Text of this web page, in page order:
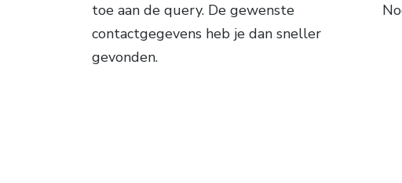
toe aan de query. De gewenste
contactgegevens heb je dan sneller
gevonden.